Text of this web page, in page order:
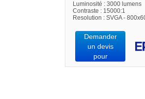
Luminosité : 3000 lumens
Contraste : 15000:1
Resolution : SVGA -
Demander
un devis
pour